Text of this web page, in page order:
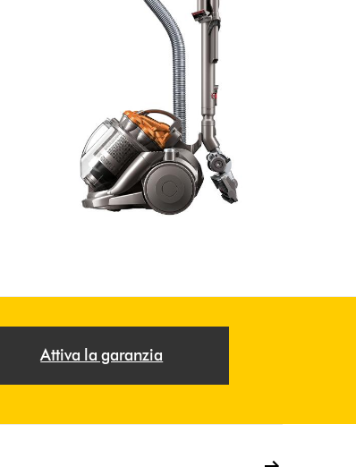
Attiva la garanzia